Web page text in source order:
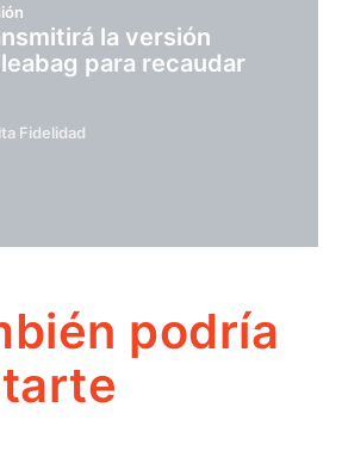
la versión
para recaudar
Fidelidad
podría